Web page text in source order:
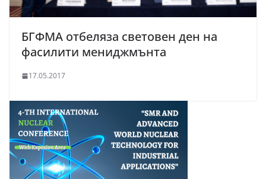
БГФМА отбеляза световен ден на
фасилити мениджмънта
17.05.2017